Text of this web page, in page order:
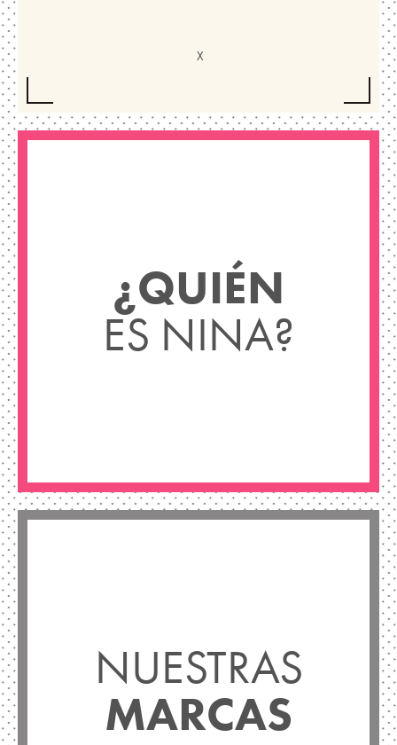
¿QUIÉN
ES NINA?
NUESTRAS
MARCAS